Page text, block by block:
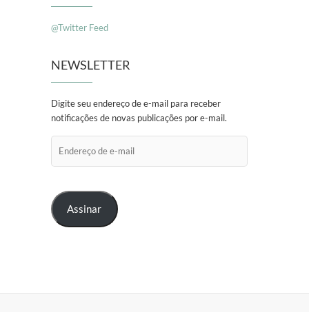
@Twitter Feed
NEWSLETTER
Digite seu endereço de e-mail para receber
notificações de novas publicações por e-mail.
de
Assinar